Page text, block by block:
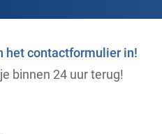
het contactformulier in!
binnen 24 uur terug!